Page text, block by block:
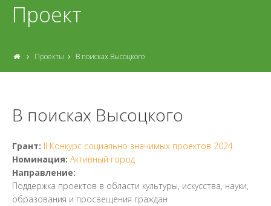
Проект
Проекты В поисках Высоцкого
В поисках Высоцкого
Грант: II Конкурс социально значимых проектов 2024
Номинация: Активный город
Направление:
Поддержка проектов в области культуры, искусства, науки,
образования и просвещения граждан